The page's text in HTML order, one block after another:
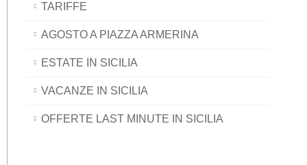
TARIFFE
AGOSTO A PIAZZA ARMERINA
ESTATE IN SICILIA
VACANZE IN SICILIA
OFFERTE LAST MINUTE IN SICILIA